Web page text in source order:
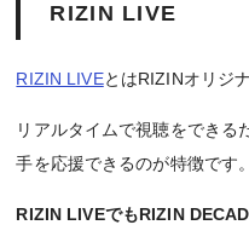
RIZIN LIVE
RIZIN LIVEとはRIZINオリジ
リアルタイムで視聴をできる
手を応援できるのが特徴です。
RIZIN LIVEでもRIZIN